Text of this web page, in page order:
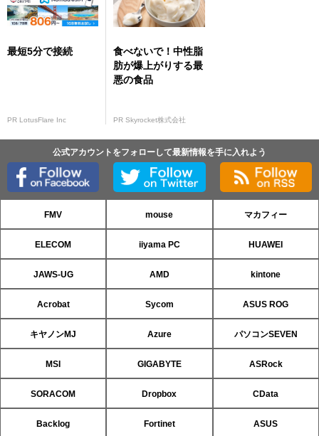
最短5分で接続
PR LotusFlare Inc
食べないで！中性脂
肪が爆上がりする最
悪の食品
PR Skyrocket株式会社
公式アカウントをフォローして最新情報を手に入れよう
FMV mouse マカフィー
ELECOM iiyama PC HUAWEI
JAWS-UG AMD kintone
Acrobat Sycom ASUS ROG
キヤノンMJ Azure パソコンSEVEN
MSI GIGABYTE ASRock
SORACOM Dropbox CData
Backlog Fortinet ASUS